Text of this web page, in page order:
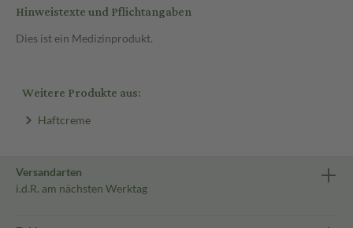
Hinweistexte und Pflichtangaben
Dies ist ein Medizinprodukt.
Weitere Produkte aus:
Haftcreme
Versandarten
i.d.R. am nächsten Werktag